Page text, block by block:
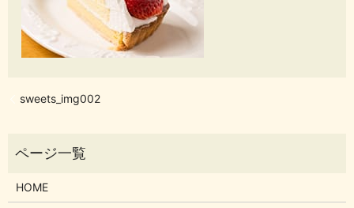
sweets_img002
HOME